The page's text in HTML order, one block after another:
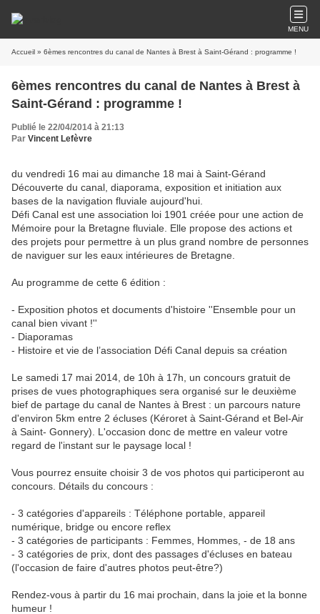
MENU
Accueil » 6èmes rencontres du canal de Nantes à Brest à Saint-Gérand : programme !
6èmes rencontres du canal de Nantes à Brest à
Saint-Gérand : programme !
Publié le 22/04/2014 à 21:13
Par Vincent Lefèvre
du vendredi 16 mai au dimanche 18 mai à Saint-Gérand
Découverte du canal, diaporama, exposition et initiation aux
bases de la navigation fluviale aujourd'hui.
Défi Canal est une association loi 1901 créée pour une action de
Mémoire pour la Bretagne fluviale. Elle propose des actions et
des projets pour permettre à un plus grand nombre de personnes
de naviguer sur les eaux intérieures de Bretagne.
Au programme de cette 6 édition :
- Exposition photos et documents d'histoire ''Ensemble pour un
canal bien vivant !''
- Diaporamas
- Histoire et vie de l’association Défi Canal depuis sa création
Le samedi 17 mai 2014, de 10h à 17h, un concours gratuit de
prises de vues photographiques sera organisé sur le deuxième
bief de partage du canal de Nantes à Brest : un parcours nature
d'environ 5km entre 2 écluses (Kéroret à Saint-Gérand et Bel-Air
à Saint- Gonnery). L'occasion donc de mettre en valeur votre
regard de l'instant sur le paysage local !
Vous pourrez ensuite choisir 3 de vos photos qui participeront au
concours. Détails du concours :
- 3 catégories d'appareils : Téléphone portable, appareil
numérique, bridge ou encore reflex
- 3 catégories de participants : Femmes, Hommes, - de 18 ans
- 3 catégories de prix, dont des passages d'écluses en bateau
(l'occasion de faire d'autres photos peut-être?)
Rendez-vous à partir du 16 mai prochain, dans la joie et la bonne
humeur !